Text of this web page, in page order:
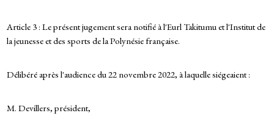
Article 3 : Le présent jugement sera notifié à l'Eurl Takitumu et l'Institut de
la jeunesse et des sports de la Polynésie française.
Délibéré après l'audience du 22 novembre 2022, à laquelle siégeaient :
M. Devillers, président,